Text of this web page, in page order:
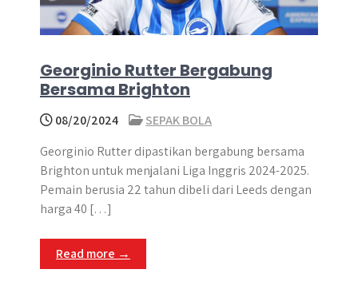
Georginio Rutter Bergabung
Bersama Brighton
08/20/2024
SEPAK BOLA
Georginio Rutter dipastikan bergabung bersama
Brighton untuk menjalani Liga Inggris 2024-2025.
Pemain berusia 22 tahun dibeli dari Leeds dengan
harga 40 […]
Read more →